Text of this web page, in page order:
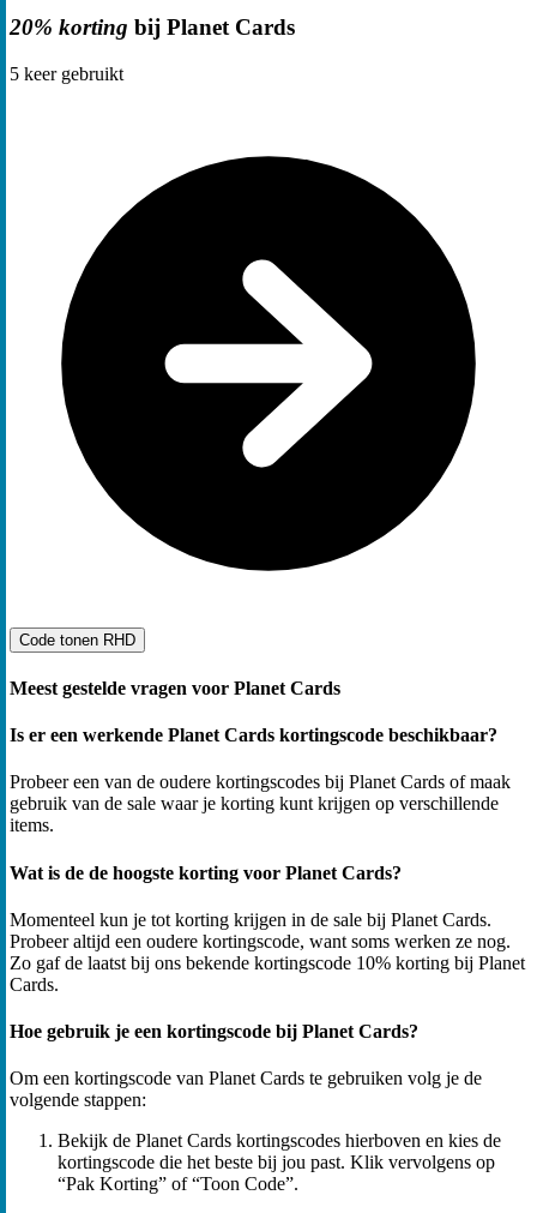
20% korting bij Planet Cards
5 keer gebruikt
Code tonen RHD
Meest gestelde vragen voor Planet Cards
Is er een werkende Planet Cards kortingscode beschikbaar?
Probeer een van de oudere kortingscodes bij Planet Cards of maak
gebruik van de sale waar je korting kunt krijgen op verschillende
items.
Wat is de de hoogste korting voor Planet Cards?
Momenteel kun je tot korting krijgen in de sale bij Planet Cards.
Probeer altijd een oudere kortingscode, want soms werken ze nog.
Zo gaf de laatst bij ons bekende kortingscode 10% korting bij Planet
Cards.
Hoe gebruik je een kortingscode bij Planet Cards?
Om een kortingscode van Planet Cards te gebruiken volg je de
volgende stappen:
Bekijk de Planet Cards kortingscodes hierboven en kies de
kortingscode die het beste bij jou past. Klik vervolgens op
“Pak Korting” of “Toon Code”.